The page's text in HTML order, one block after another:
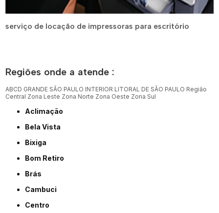
serviço de locação de impressoras para escritório
Regiões onde a atende :
ABCD GRANDE SÃO PAULO INTERIOR LITORAL DE SÃO PAULO Região
Central Zona Leste Zona Norte Zona Oeste Zona Sul
Aclimação
Bela Vista
Bixiga
Bom Retiro
Brás
Cambuci
Centro